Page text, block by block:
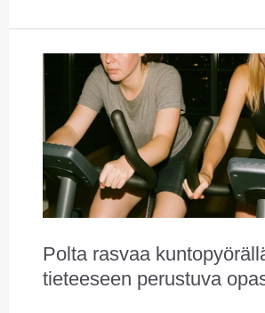
Polta rasvaa
tieteeseen perustuva